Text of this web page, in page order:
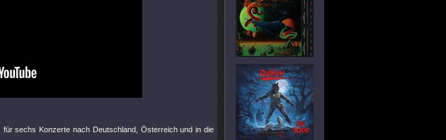
für sechs Konzerte nach Deutschland, Österreich und in die